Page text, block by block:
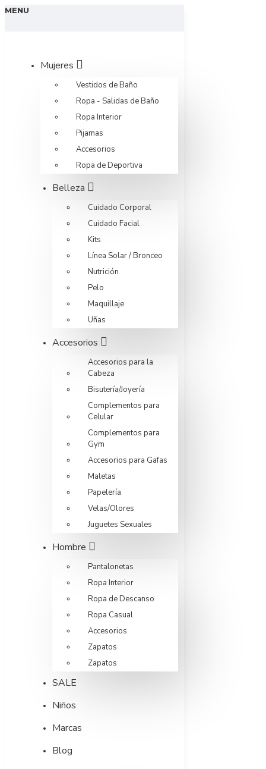
MENU
Mujeres
Vestidos de Baño
Ropa - Salidas de Baño
Ropa Interior
Pijamas
Accesorios
Ropa de Deportiva
Belleza
Cuidado Corporal
Cuidado Facial
Kits
Línea Solar / Bronceo
Nutrición
Pelo
Maquillaje
Uñas
Accesorios
Accesorios para la
Cabeza
Bisutería/Joyería
Complementos para
Celular
Complementos para
Gym
Accesorios para Gafas
Maletas
Papelería
Velas/Olores
Juguetes Sexuales
Hombre
Pantalonetas
Ropa Interior
Ropa de Descanso
Ropa Casual
Accesorios
Zapatos
Zapatos
SALE
Niños
Marcas
Blog